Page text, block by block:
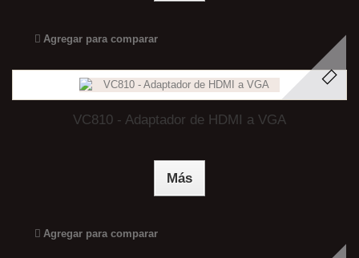
Agregar para comparar
VC810 - Adaptador de HDMI a VGA
Más
Agregar para comparar